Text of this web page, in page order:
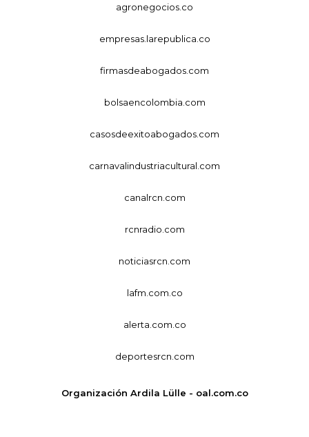
agronegocios.co
empresas.larepublica.co
firmasdeabogados.com
bolsaencolombia.com
casosdeexitoabogados.com
carnavalindustriacultural.com
canalrcn.com
rcnradio.com
noticiasrcn.com
lafm.com.co
alerta.com.co
deportesrcn.com
Organización Ardila Lülle - oal.com.co